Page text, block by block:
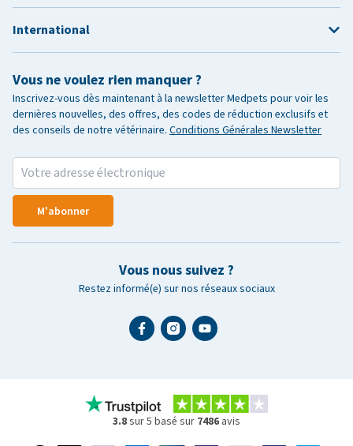
Vous ne voulez rien manquer ?
Inscrivez-vous dès maintenant à la newsletter Medpets pour voir les
dernières nouvelles, des offres, des codes de réduction exclusifs et
des conseils de notre vétérinaire. Conditions Générales Newsletter
M'abonner
Vous nous suivez ?
Restez informé(e) sur nos réseaux sociaux
International
3.8sur 5 basé sur 7486 avis